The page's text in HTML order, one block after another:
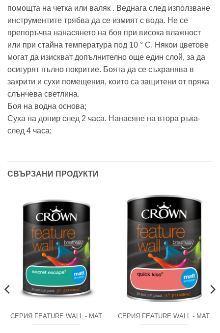
помощта на четка или валяк . Веднага след използване
инструментите трябва да се измият с вода. Не се
препоръчва нанасянето на боя при висока влажност
или при стайна температура под 10 ° C. Някои цветове
могат да изискват допълнително още един слой, за да
осигурят пълно покритие. Боята да се съхранява в
закрити и сухи помещения, които са защитени от пряка
слънчева светлина.
Боя на водна основа;
Суха на допир след 2 часа. Нанасяне на втора ръка-
след 4 часа;
СВЪРЗАНИ ПРОДУКТИ
СЕРИЯ FEATURE WALL - МАТ СЕРИЯ FEATURE WALL - МАТ